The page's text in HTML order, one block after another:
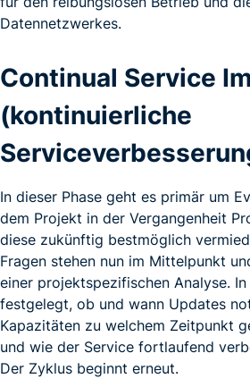
Datennetzwerkes.
Continual Service
(kontinuierliche
In dieser Phase geht es primär um
dem Projekt in der Vergangenheit
diese zukünftig bestmöglich
Fragen stehen nun im Mittelpunkt
einer projektspezifischen Analyse.
festgelegt, ob und wann Updates
Kapazitäten zu welchem Zeitpunkt
und wie der Service fortlaufend
Der Zyklus beginnt erneut.